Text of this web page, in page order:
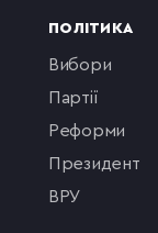
ПОЛІТИКА
вибори
партії
реформи
президент
ВРУ